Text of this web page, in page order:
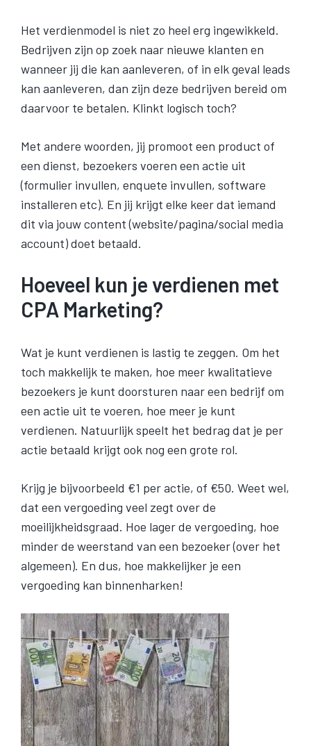
Het verdienmodel is niet zo heel erg ingewikkeld.
Bedrijven zijn op zoek naar nieuwe klanten en
wanneer jij die kan aanleveren, of in elk geval leads
kan aanleveren, dan zijn deze bedrijven bereid om
daarvoor te betalen. Klinkt logisch toch?
Met andere woorden, jij promoot een product of
een dienst, bezoekers voeren een actie uit
(formulier invullen, enquete invullen, software
installeren etc). En jij krijgt elke keer dat iemand
dit via jouw content (website/pagina/social media
account) doet betaald.
Hoeveel kun je verdienen met
CPA Marketing?
Wat je kunt verdienen is lastig te zeggen. Om het
toch makkelijk te maken, hoe meer kwalitatieve
bezoekers je kunt doorsturen naar een bedrijf om
een actie uit te voeren, hoe meer je kunt
verdienen. Natuurlijk speelt het bedrag dat je per
actie betaald krijgt ook nog een grote rol.
Krijg je bijvoorbeeld €1 per actie, of €50. Weet wel,
dat een vergoeding veel zegt over de
moeilijkheidsgraad. Hoe lager de vergoeding, hoe
minder de weerstand van een bezoeker (over het
algemeen). En dus, hoe makkelijker je een
vergoeding kan binnenharken!